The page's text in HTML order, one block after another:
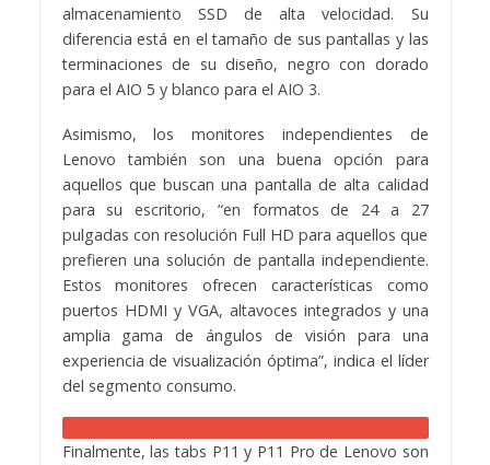
almacenamiento SSD de alta velocidad. Su
diferencia está en el tamaño de sus pantallas y las
terminaciones de su diseño, negro con dorado
para el AIO 5 y blanco para el AIO 3.
Asimismo, los monitores independientes de
Lenovo también son una buena opción para
aquellos que buscan una pantalla de alta calidad
para su escritorio, “en formatos de 24 a 27
pulgadas con resolución Full HD para aquellos que
prefieren una solución de pantalla independiente.
Estos monitores ofrecen características como
puertos HDMI y VGA, altavoces integrados y una
amplia gama de ángulos de visión para una
experiencia de visualización óptima”, indica el líder
del segmento consumo.
Finalmente, las tabs P11 y P11 Pro de Lenovo son